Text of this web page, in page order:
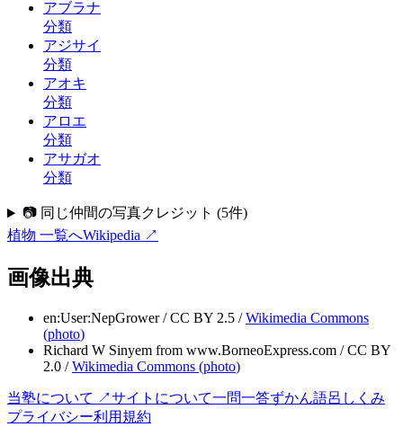
アブラナ
分類
アジサイ
分類
アオキ
分類
アロエ
分類
アサガオ
分類
📷 同じ仲間の写真クレジット (5件)
植物 一覧へWikipedia ↗
画像出典
en:User:NepGrower/CC BY 2.5 / Wikimedia Commons
(photo)
Richard W Sinyem from www.BorneoExpress.com /CC BY
2.0 / Wikimedia Commons (photo)
当塾について ↗サイトについて一問一答ずかん語呂 しくみ
プライバシー利用規約